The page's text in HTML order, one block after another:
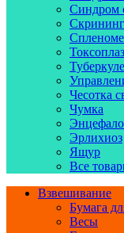
Синдром
Чесотка
Чумка
Эрлихиоз
Ящур
Все
Взвешивание
Бумага
Весы